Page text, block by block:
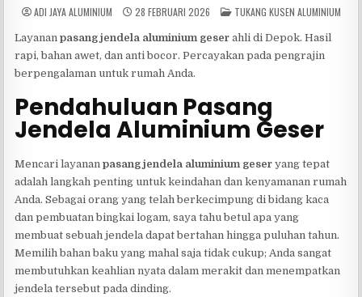
ADI JAYA ALUMINIUM 28 FEBRUARI 2026 POSTED
IN
TUKANG KUSEN ALUMINIUM
Layananpasang jendela aluminium geser ahli di Depok. Hasil
rapi, bahan awet, dan anti bocor. Percayakan pada pengrajin
berpengalaman untuk rumah Anda.
Pendahuluan Pasang
Jendela Aluminium Geser
Mencari layananpasang jendela aluminium geser yang tepat
adalah langkah penting untuk keindahan dan kenyamanan rumah
Anda. Sebagai orang yang telah berkecimpung di bidang kaca
dan pembuatan bingkai logam, saya tahu betul apa yang
membuat sebuah jendela dapat bertahan hingga puluhan tahun.
Memilih bahan baku yang mahal saja tidak cukup; Anda sangat
membutuhkan keahlian nyata dalam merakit dan menempatkan
jendela tersebut pada dinding.